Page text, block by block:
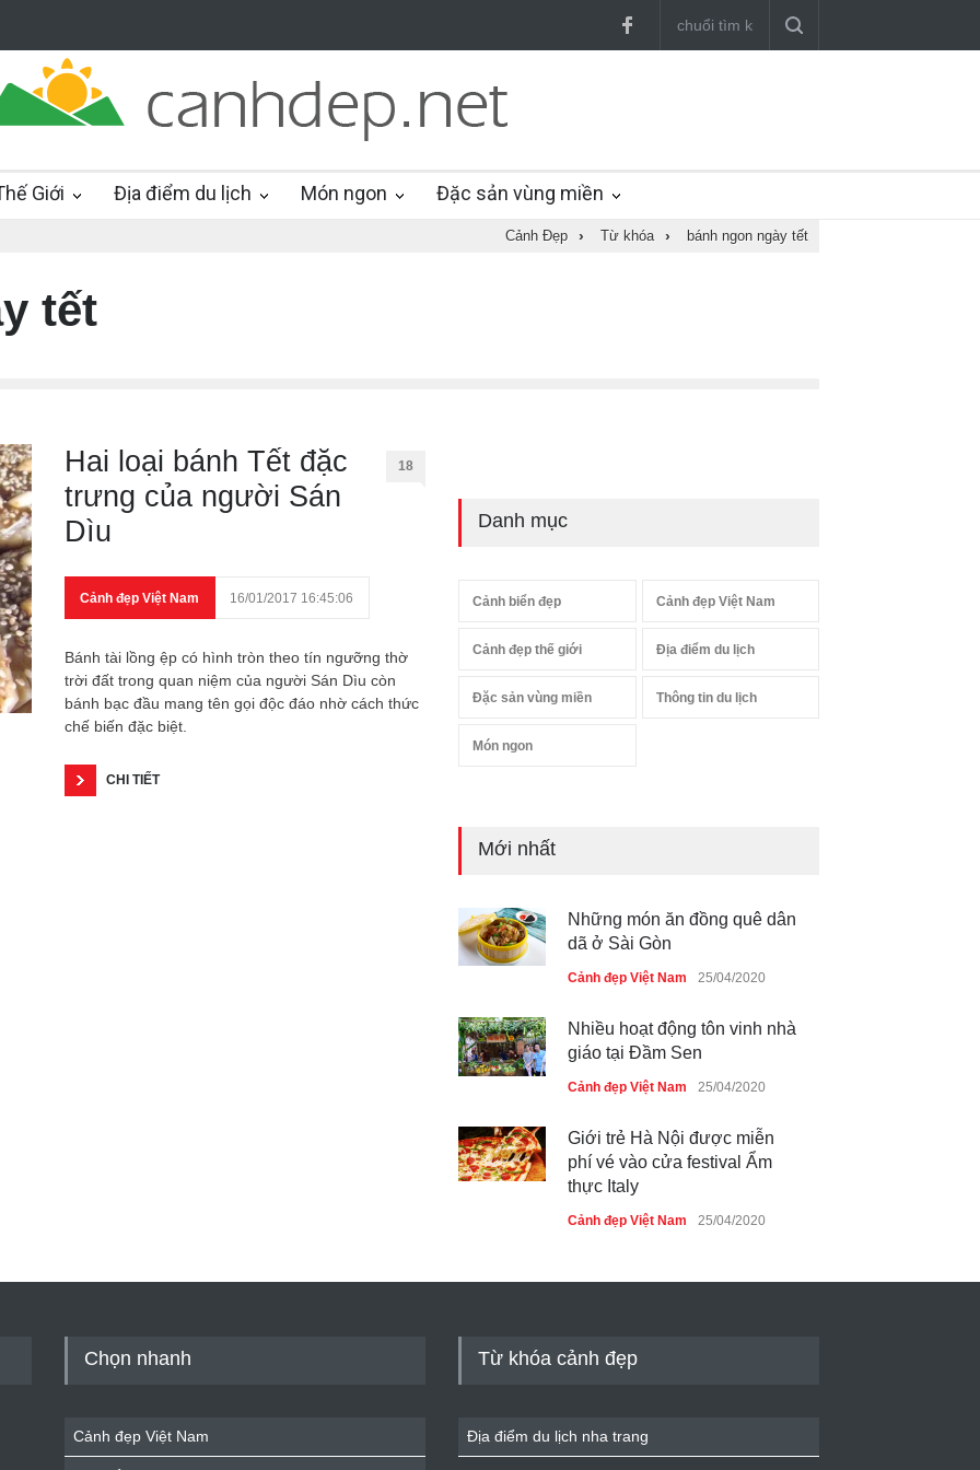
Giới Địa điểm du lịch Món ngon Đặc sản vùng miền
Cảnh Đẹp › Từ khóa › bánh ngon ngày tết
tết
Hai loại bánh Tết đặc
trưng của người Sán
Dìu
18
Cảnh đẹp Việt Nam 16/01/2017 16:45:06
Bánh tài lồng ệp có hình tròn theo tín ngưỡng thờ
trời đất trong quan niệm của người Sán Dìu còn
bánh bạc đầu mang tên gọi độc đáo nhờ cách thức
chế biến đặc biệt.
CHI TIẾT
Danh mục
Cảnh biển đẹp Cảnh đẹp Việt Nam
Cảnh đẹp thế giới Địa điểm du lịch
Đặc sản vùng miền Thông tin du lịch
Món ngon
Mới nhất
Những món ăn đồng quê dân
dã ở Sài Gòn
Cảnh đẹp Việt Nam 25/04/2020
Nhiều hoạt động tôn vinh nhà
giáo tại Đầm Sen
Cảnh đẹp Việt Nam 25/04/2020
Giới trẻ Hà Nội được miễn
phí vé vào cửa festival Ẩm
thực Italy
Cảnh đẹp Việt Nam 25/04/2020
Cảnh đẹp Việt Nam
Chọn nhanh
Cảnh đẹp Việt Nam
Từ khóa cảnh đẹp
Địa điểm du lịch nha trang